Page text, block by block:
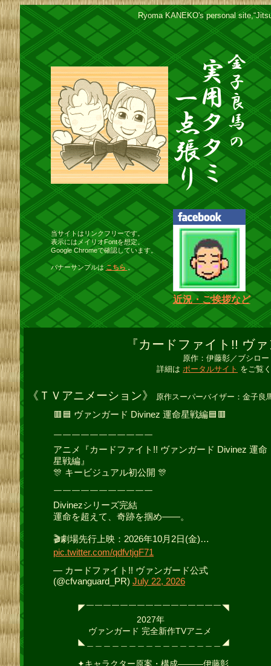
Ryoma KANEKO's personal
当サイトはリンクフリーです。
表示にはメイリオFontを想定。
Google Chromeで確認しています。
バナーサンプルはこちら。
近況・ご挨拶など
『カードファイト!! ヴ
原作：伊藤彰／ブシロー
詳細は ポータルサイト をご覧
《ＴＶアニメーション》 原作スーパーバイザー：金子良
🟥🟦 ヴァンガード Divinez 運命星戦編🟦🟥
￣￣￣￣￣￣￣￣￣￣￣
アニメ『カードファイト!! ヴァンガード Divinez 運命
星戦編』
🎊 キービジュアル初公開 🎊
￣￣￣￣￣￣￣￣￣￣￣
Divinezシリーズ完結
運命を超えて、奇跡を掴め――。
🎬劇場先行上映：2026年10月2日(金)…
pic.twitter.com/qdfvtjgF71
— カードファイト!! ヴァンガード公式
(@cfvanguard_PR) July 22, 2026
◤￣￣￣￣￣￣￣￣￣￣￣￣￣￣￣￣◥
2027年
ヴァンガード 完全新作TVアニメ
◣＿＿＿＿＿＿＿＿＿＿＿＿＿＿＿＿◢
✦キャラクター原案・構成―――伊藤彰